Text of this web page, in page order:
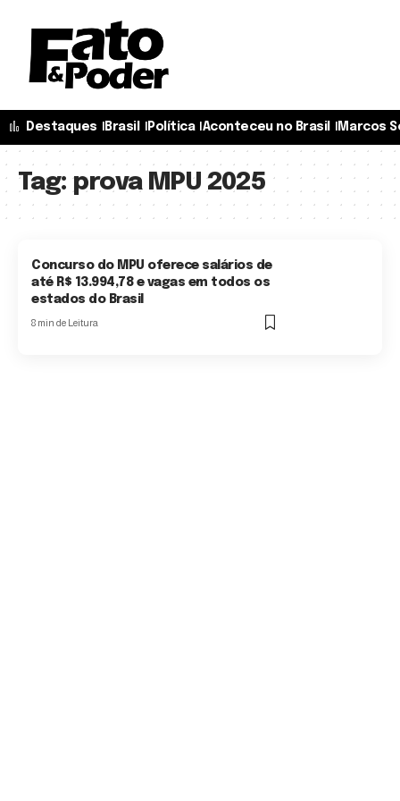
Destaques Brasil Política Aconteceu no Brasil Marcos
Tag: prova MPU 2025
Concurso do MPU oferece salários de
até R$ 13.994,78 e vagas em todos os
estados do Brasil
8 min de Leitura